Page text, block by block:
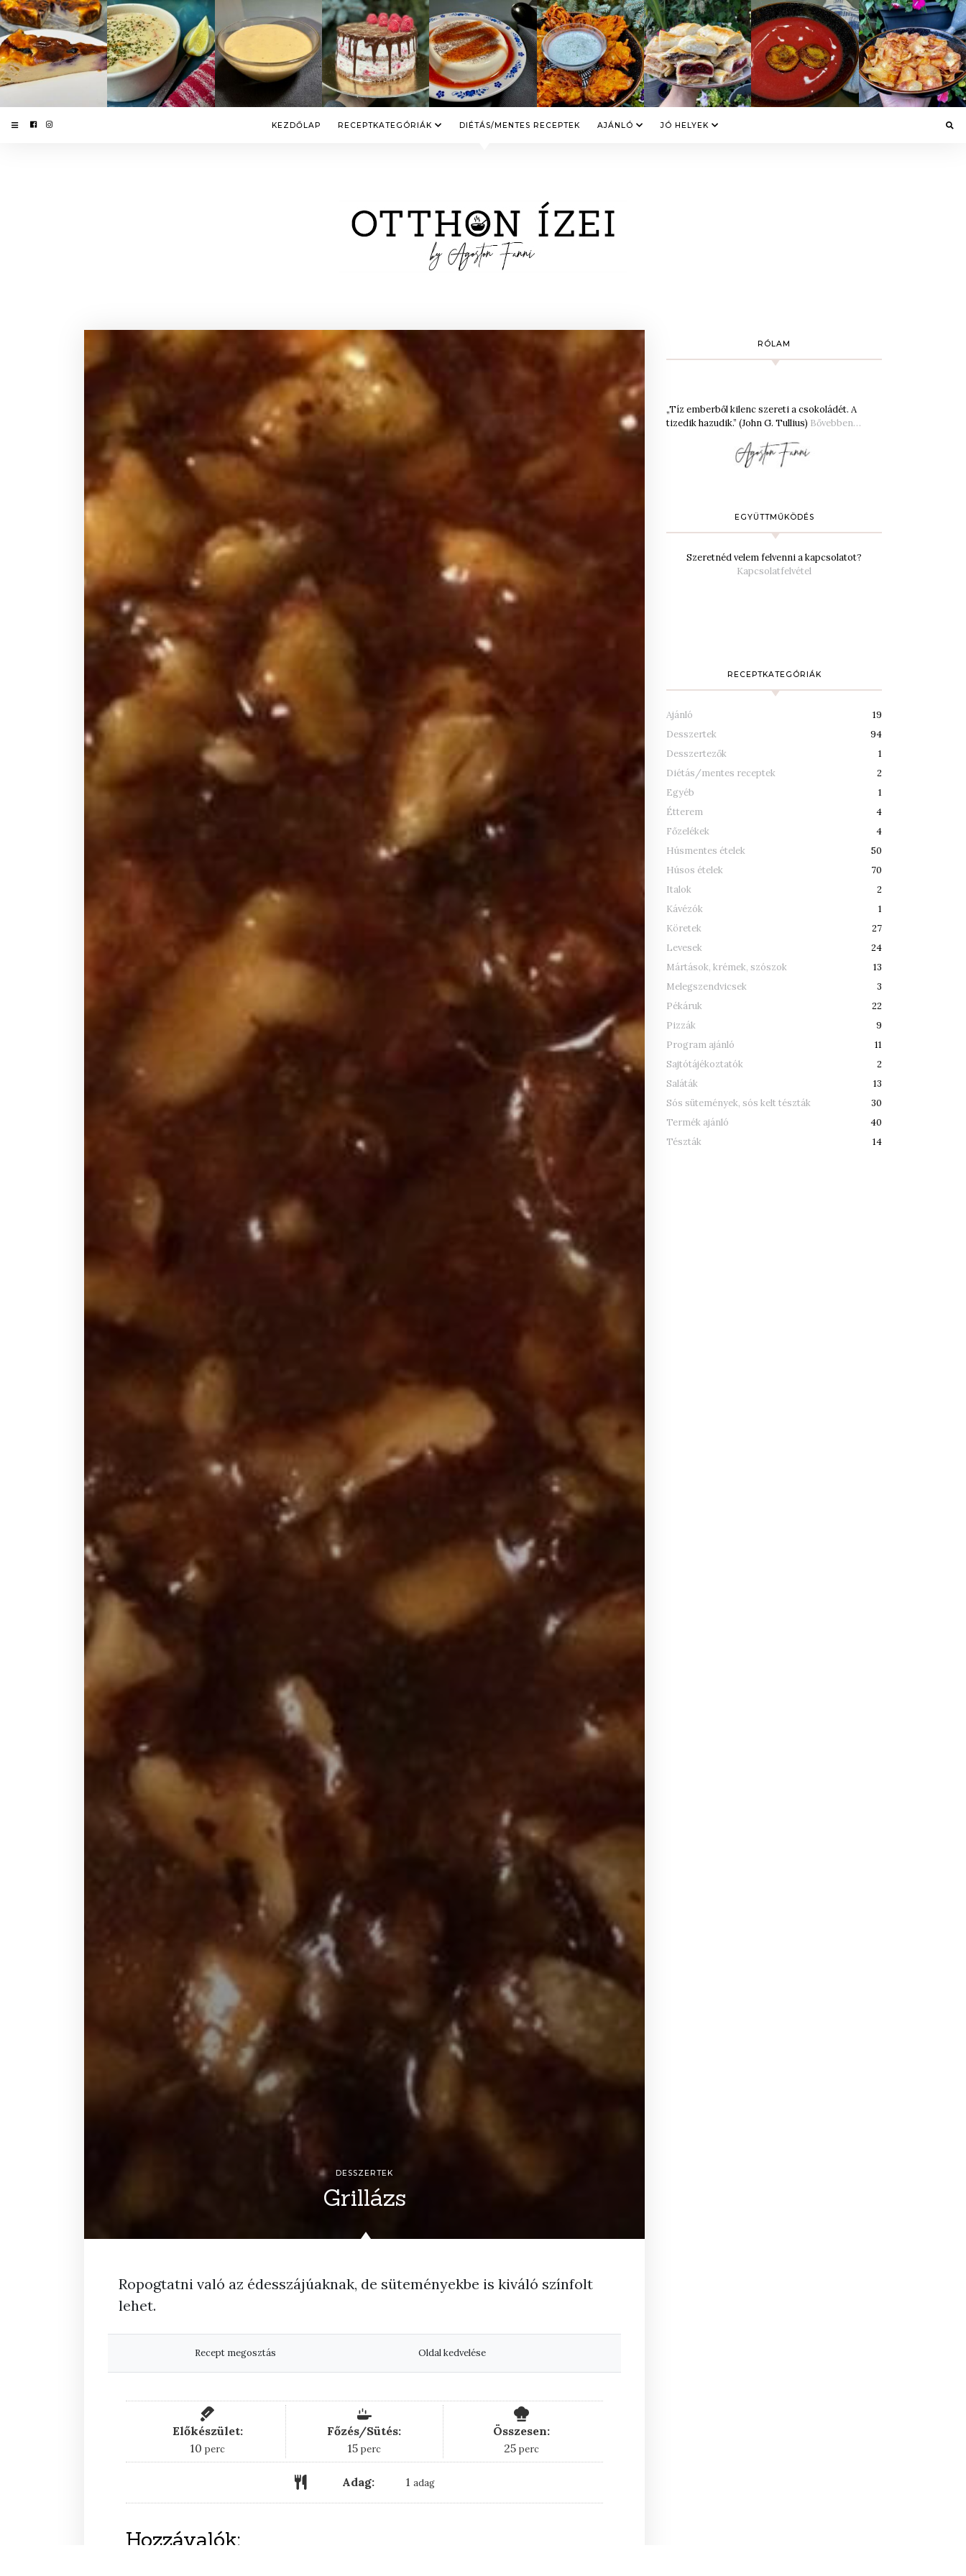
KEZDŐLAP RECEPTKATEGÓRIÁK DIÉTÁS/MENTES RECEPTEK AJÁNLÓ JÓ HELYEK
DESSZERTEK
Grillázs
Ropogtatni való az édesszájúaknak, de süteményekbe is kiváló színfolt
lehet.
Recept megosztás Oldal kedvelése
Előkészület:
10 perc
perc
Főzés/Sütés:
15perc
perc
Összesen:
25perc
perc
Adag: 1 adag
Hozzávalók:
RÓLAM
„Tíz emberből kilenc szereti a csokoládét. A
tizedik hazudik.” (John G. Tullius) Bővebben…
EGYÜTTMŰKÖDÉS
Szeretnéd velem felvenni a kapcsolatot?
Kapcsolatfelvétel
RECEPTKATEGÓRIÁK
Ajánló
19
Desszertek
94
Desszertezők
1
Diétás/mentes receptek
2
Egyéb
1
Étterem
4
Főzelékek
4
Húsmentes ételek
50
Húsos ételek
70
Italok
2
Kávézók
1
Köretek
27
Levesek
24
Mártások, krémek, szószok
13
Melegszendvicsek
3
Pékáruk
22
Pizzák
9
Program ajánló
11
Sajtótájékoztatók
2
Saláták
13
Sós sütemények, sós kelt tészták
30
Termék ajánló
40
Tészták
14